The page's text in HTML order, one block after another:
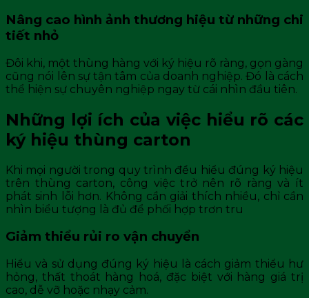
Nâng cao hình ảnh thương hiệu từ những chi
tiết nhỏ
Đôi khi, một thùng hàng với ký hiệu rõ ràng, gọn gàng
cũng nói lên sự tận tâm của doanh nghiệp. Đó là cách
thể hiện sự chuyên nghiệp ngay từ cái nhìn đầu tiên.
Những lợi ích của việc hiểu rõ các
ký hiệu thùng carton
Khi mọi người trong quy trình đều hiểu đúng ký hiệu
trên thùng carton, công việc trở nên rõ ràng và ít
phát sinh lỗi hơn. Không cần giải thích nhiều, chỉ cần
nhìn biểu tượng là đủ để phối hợp trơn tru
Giảm thiểu rủi ro vận chuyển
Hiểu và sử dụng đúng ký hiệu là cách giảm thiểu hư
hỏng, thất thoát hàng hoá, đặc biệt với hàng giá trị
cao, dễ vỡ hoặc nhạy cảm.